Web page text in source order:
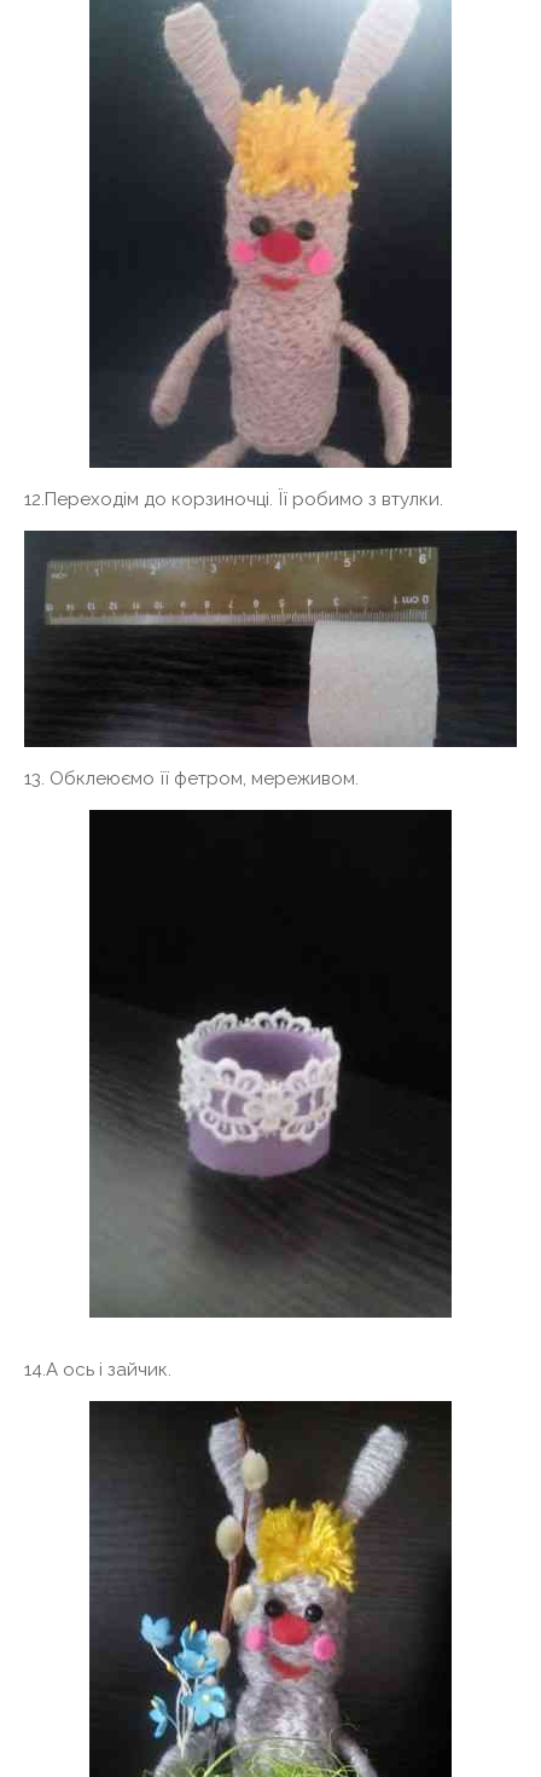
12.Переходім до корзиночці. Її робимо з втулки.
13. Обклеюємо її фетром, мереживом.
14.А ось і зайчик.